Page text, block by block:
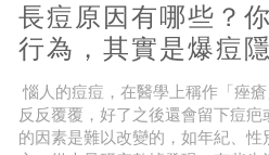
長痘原因有哪些？
行為，其實是爆痘
惱人的痘痘，在醫學上稱作「痤
反反覆覆，好了之後還會留下痘
的因素是難以改變的，如年紀、